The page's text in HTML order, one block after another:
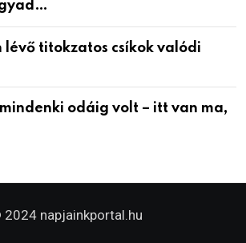
lévő titokzatos csíkok valódi
odáig volt – itt van ma,
napjainkportal.hu